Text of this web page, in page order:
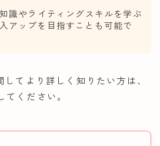
識やライティングスキルを学ぶ
アップを目指すことも可能で
てより詳しく知りたい方は、
ください。